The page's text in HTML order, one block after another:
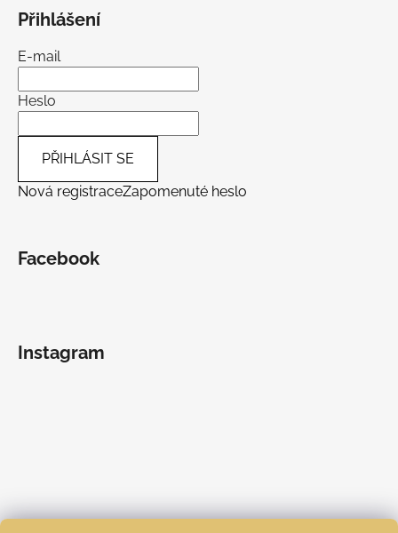
Přihlášení
E-mail
Heslo
PŘIHLÁSIT SE
Nová registraceZapomenuté heslo
Facebook
Instagram